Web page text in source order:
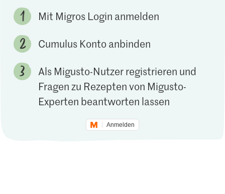
Mit Migros Login anmelden
Cumulus Konto anbinden
Als Migusto-Nutzer registrieren und
Fragen zu Rezepten von Migusto-
Experten beantworten lassen
Anmelden